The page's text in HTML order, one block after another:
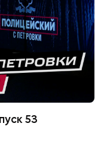
53